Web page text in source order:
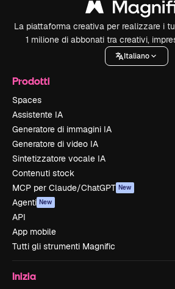
La piattaforma creativa per realizzare i
1 milione di abbonati tra creativi,
Italiano
Prodotti
Spaces
Assistente IA
Generatore di immagini IA
Generatore di video IA
Sintetizzatore vocale IA
Contenuti stock
MCP per Claude/ChatGPT New
Agenti New
API
App mobile
Tutti gli strumenti Magnific
Inizia